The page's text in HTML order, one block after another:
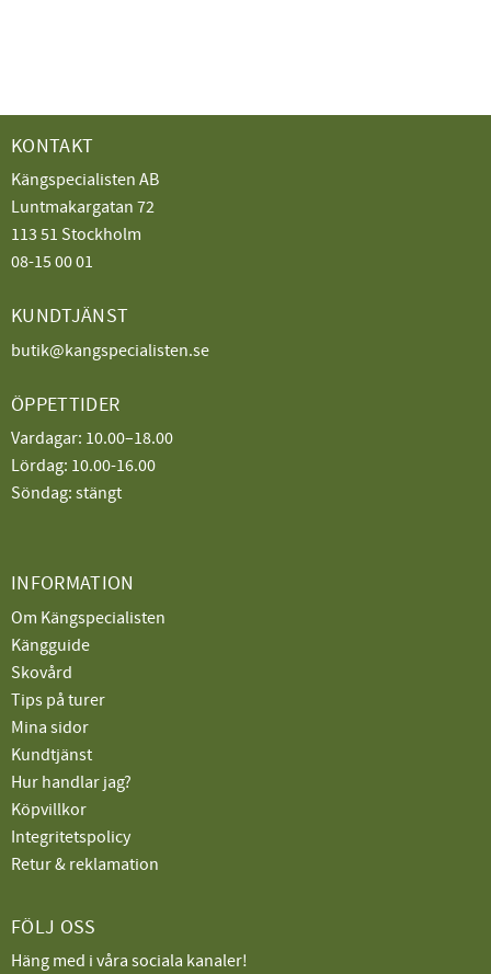
KONTAKT
Kängspecialisten AB
Luntmakargatan 72
113 51 Stockholm
08-15 00 01
KUNDTJÄNST
butik@kangspecialisten.se
ÖPPETTIDER
Vardagar: 10.00–18.00
Lördag: 10.00-16.00
Söndag: stängt
INFORMATION
Om Kängspecialisten
Kängguide
Skovård
Tips på turer
Mina sidor
Kundtjänst
Hur handlar jag?
Köpvillkor
Integritetspolicy
Retur & reklamation
FÖLJ OSS
Häng med i våra sociala kanaler!